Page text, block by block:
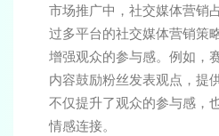
市场推广中，社交媒体营销
过多平台的社交媒体营销策
增强观众的参与感。例如，
内容鼓励粉丝发表观点，提
不仅提升了观众的参与感，
情感连接。